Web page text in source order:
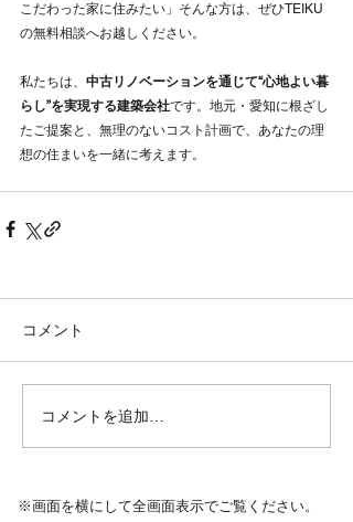
こだわった家に住みたい」そんな方は、ぜひTEIKU
の無料相談へお越しください。
私たちは、 中古リノベーションを通じて“心地よい暮
らし”を実現する建築会社です。地元・愛知に根ざし
たご提案と、無理のないコスト計画で、あなたの理
想の住まいを一緒に考えます。
コメント
コメントを追加…
※​画面を横にして全画面表示でご覧ください。